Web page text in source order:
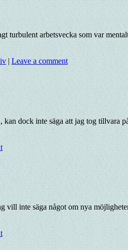
turbulent arbetsvecka som var
| Leave a comment
dock inte säga att jag tog
vill inte säga något om nya